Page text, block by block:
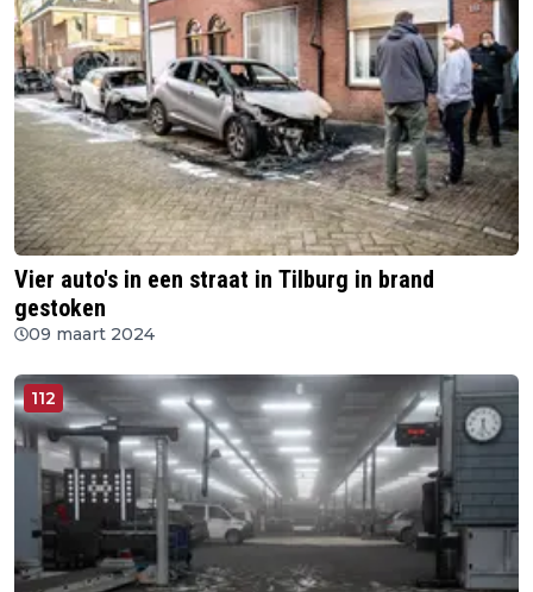
Vier auto's in een straat in Tilburg in brand
gestoken
09 maart 2024
112